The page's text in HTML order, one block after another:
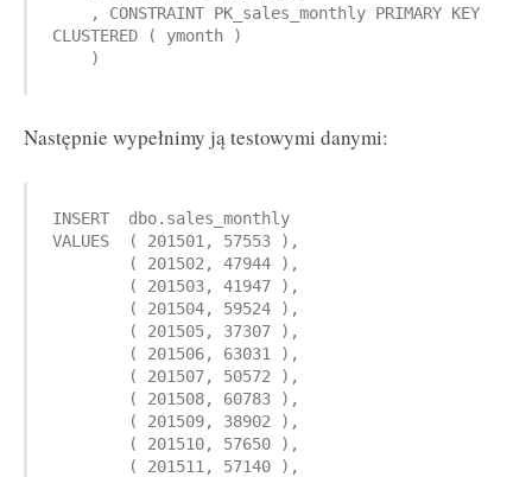
, CONSTRAINT PK_sales_monthly PRIMARY KEY
CLUSTERED ( ymonth )
)
Następnie wypełnimy ją testowymi danymi:
INSERT  dbo.sales_monthly
VALUES  ( 201501, 57553 ),
( 201502, 47944 ),
( 201503, 41947 ),
( 201504, 59524 ),
( 201505, 37307 ),
( 201506, 63031 ),
( 201507, 50572 ),
( 201508, 60783 ),
( 201509, 38902 ),
( 201510, 57650 ),
( 201511, 57140 ),